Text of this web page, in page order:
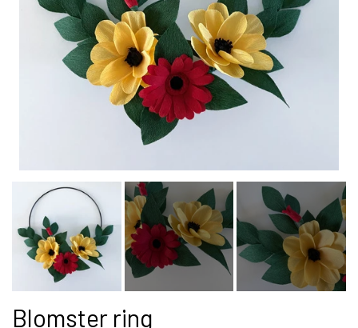
BLOMSTER BUKET
PLAKATER
WIRE TRÆ
JULETRÆ
VÆGUR
Blomster ring